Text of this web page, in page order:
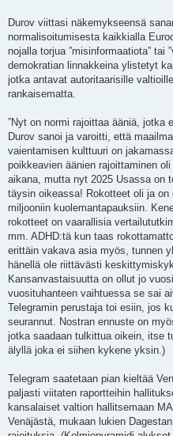
Durov viittasi näkemykseensä
normalisoitumisesta kaikkialla
nojalla torjua ”misinformaatiota” tai
demokratian linnakkeina ylistetyt
jotka antavat autoritaarisille
rankaisematta.
”Nyt on normi rajoittaa ääniä, jotka
Durov sanoi ja varoitti, että
vaientamisen kulttuuri on
poikkeavien äänien rajoittaminen
aikana, mutta nyt 2025 Usassa on
täysin oikeassa! Rokotteet oli ja on
miljooniin kuolemantapauksiin.
rokotteet on vaarallisia
mm. ADHD:tä kun taas
erittäin vakava asia myös, tunnen
hänellä ole riittävästi
Kansanvastaisuutta on ollut jo
vuosituhanteen vaihtuessa se sai
Telegramin perustaja toi esiin, jos
seurannut. Nostran ennuste on
jotka saadaan tulkittua oikein, itse
älyllä joka ei siihen kykene yksin.)
Telegram saatetaan pian kieltää
paljasti viitaten raportteihin
kansalaiset valtion hallitsemaan
Venäjästä, mukaan lukien